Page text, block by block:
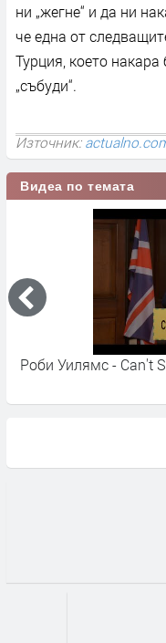
ни „жегне“ и да ни
че една от
Турция, което
„събуди“.
Източник:
Видеа по темата
Роби Уилямс - Can't